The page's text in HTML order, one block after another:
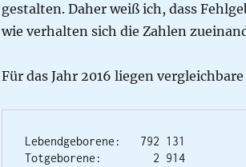
gestalten. Daher weiß ich, dass
wie verhalten sich die Zahlen
Für das Jahr 2016 liegen
Lebendgeborene:   792 131
Totgeborene:        2 914